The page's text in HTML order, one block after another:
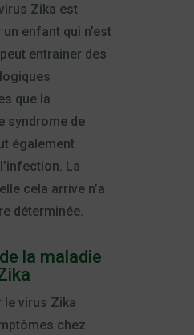
Zika est
enfant qui n’est
entrainer des
que la
syndrome de
également
La
cela arrive n’a
déterminée.
la maladie
le virus Zika
chez